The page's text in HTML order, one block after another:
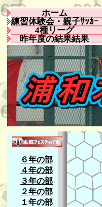
ホーム
練習体験会・親子ｻｯｶｰ
4種リーグ
昨年度の結果結果
６年の部
４年の部
３年の部
２年の部
１年の部